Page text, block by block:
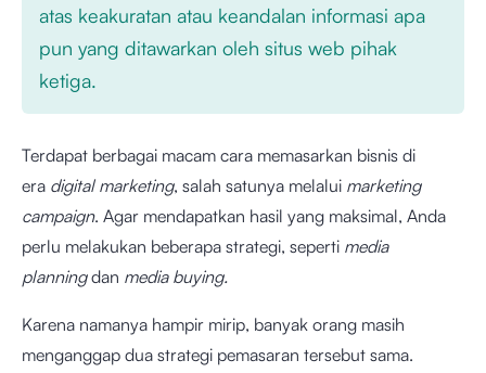
atas keakuratan atau keandalan informasi apa
pun yang ditawarkan oleh situs web pihak
ketiga.
Terdapat berbagai macam cara memasarkan bisnis di
era digital marketing, salah satunya melalui marketing
campaign. Agar mendapatkan hasil yang maksimal, Anda
perlu melakukan beberapa strategi, seperti media
planningdan media buying.
Karena namanya hampir mirip, banyak orang masih
menganggap dua strategi pemasaran tersebut sama.